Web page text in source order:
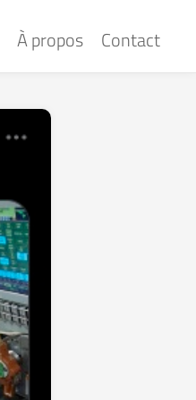
À propos Contact